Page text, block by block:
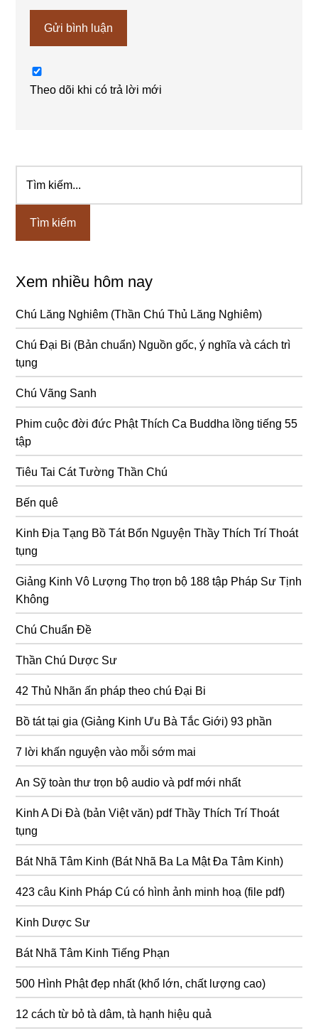
Theo dõi khi có trả lời mới
Sidebar
chính
kiếm...
Xem nhiều hôm nay
Chú Lăng Nghiêm (Thần Chú Thủ Lăng Nghiêm)
Chú Đại Bi (Bản chuẩn) Nguồn gốc, ý nghĩa và cách trì
tụng
Chú Vãng Sanh
Phim cuộc đời đức Phật Thích Ca Buddha lồng tiếng 55
tập
Tiêu Tai Cát Tường Thần Chú
Bến quê
Kinh Địa Tạng Bồ Tát Bổn Nguyện Thầy Thích Trí Thoát
tụng
Giảng Kinh Vô Lượng Thọ trọn bộ 188 tập Pháp Sư Tịnh
Không
Chú Chuẩn Đề
Thần Chú Dược Sư
42 Thủ Nhãn ấn pháp theo chú Đại Bi
Bồ tát tại gia (Giảng Kinh Ưu Bà Tắc Giới) 93 phần
7 lời khấn nguyện vào mỗi sớm mai
An Sỹ toàn thư trọn bộ audio và pdf mới nhất
Kinh A Di Đà (bản Việt văn) pdf Thầy Thích Trí Thoát
tụng
Bát Nhã Tâm Kinh (Bát Nhã Ba La Mật Đa Tâm Kinh)
423 câu Kinh Pháp Cú có hình ảnh minh hoạ (file pdf)
Kinh Dược Sư
Bát Nhã Tâm Kinh Tiếng Phạn
500 Hình Phật đẹp nhất (khổ lớn, chất lượng cao)
12 cách từ bỏ tà dâm, tà hạnh hiệu quả